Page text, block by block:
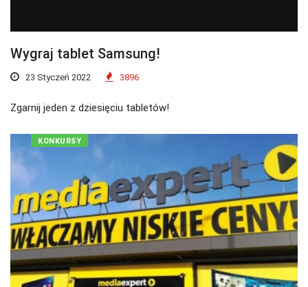
Wygraj tablet Samsung!
23 Styczeń 2022 3896
Zgarnij jeden z dziesięciu tabletów!
KONKURSY